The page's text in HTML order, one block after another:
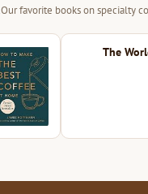
Our favorite books on specialty
The